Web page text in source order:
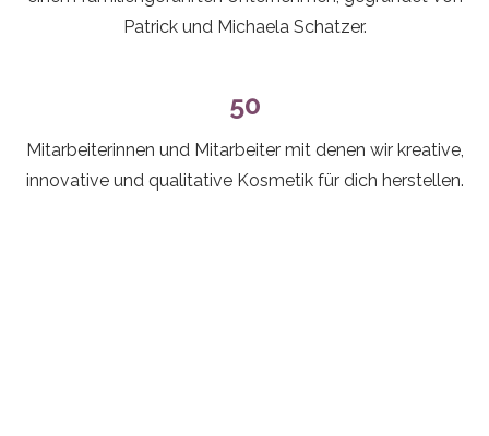
Patrick und Michaela Schatzer.
50
Mitarbeiterinnen und Mitarbeiter mit denen wir kreative,
innovative und qualitative Kosmetik für dich herstellen.